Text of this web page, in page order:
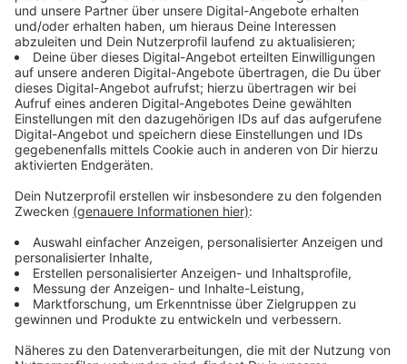
vermutlich Bauarbeiten weichen muss. Die Anlage soll
auf den alten Fußballplatz am Rande der
Dampfbahnstrecke umziehen – auf der danach übrigen
Restfläche könnten dann neue Schienen verlegt
werden, um die Bahnstrecke zu verlängern. Die
Ausschusssitzung ist am kommenden Montag.
Anzeige
Weitere Meldungen aus Leverkusen
Anzeige
Zu wenig Anlaufstellen für Psychotherapie in
Leverkusen